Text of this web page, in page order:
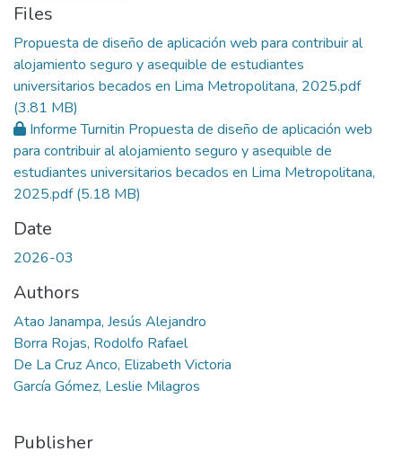
Files
Propuesta de diseño de aplicación web para contribuir al
alojamiento seguro y asequible de estudiantes
universitarios becados en Lima Metropolitana, 2025.pdf
(3.81 MB)
Informe Turnitin Propuesta de diseño de aplicación web
para contribuir al alojamiento seguro y asequible de
estudiantes universitarios becados en Lima Metropolitana,
2025.pdf(5.18 MB)
Date
2026-03
Authors
Atao Janampa, Jesús Alejandro
Borra Rojas, Rodolfo Rafael
De La Cruz Anco, Elizabeth Victoria
García Gómez, Leslie Milagros
Publisher